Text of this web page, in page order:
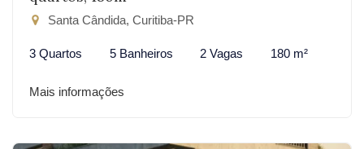
Santa Cândida, Curitiba-PR
3 Quartos 5 Banheiros 2 Vagas 180 m²
Mais informações